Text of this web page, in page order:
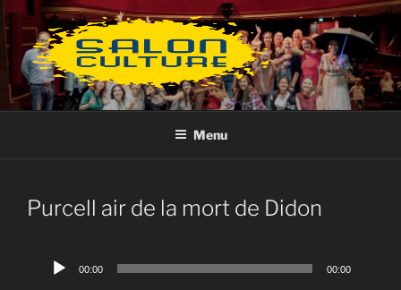
Aller
au
contenu
principal
Menu
Purcell air de la mort de Didon
Lecteur
00:00 00:00